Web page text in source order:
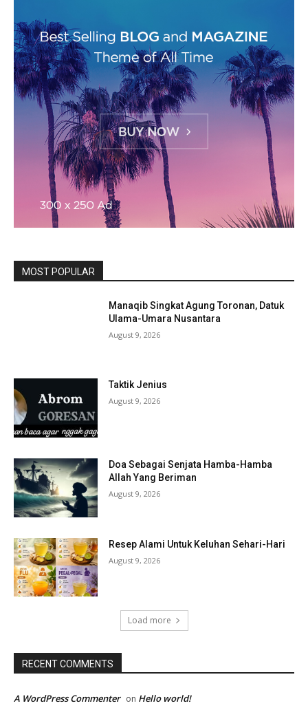
MOST POPULAR
Manaqib Singkat Agung Toronan, Datuk
Ulama-Umara Nusantara
August 9, 2026
Taktik Jenius
August 9, 2026
Doa Sebagai Senjata Hamba-Hamba
Allah Yang Beriman
August 9, 2026
Resep Alami Untuk Keluhan Sehari-Hari
August 9, 2026
Load more
RECENT COMMENTS
A WordPress Commenter on Hello world!